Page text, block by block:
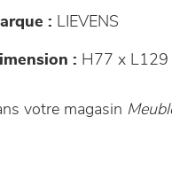
: LIEVENS
: H77 x L129
votre magasin